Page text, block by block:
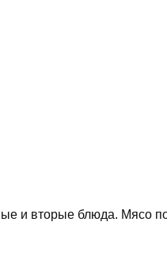
и вторые блюда. Мясо